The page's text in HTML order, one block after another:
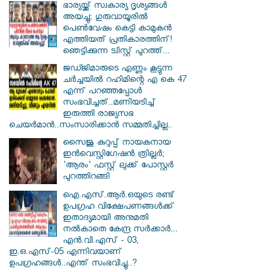
ഭാര്യയ്ക്ക് സ്വകാര്യ ദൃശ്യങ്ങൾ
അയച്ചു; ഗുരുവായൂരിൽ
പെൺവേഷം കെട്ടി കാമുകൻ
എത്തിയത് പ്രതികാരത്തിന്!
ഞെട്ടിക്കുന്ന ട്വിസ്റ്റ് പുറത്ത്...
ജഡ്ജിമാരുടെ എണ്ണം കൂട്ടുന്ന
ചർച്ചയിൽ റഹിമിന്റെ എ കെ 47
എന്ന് പറഞ്ഞപ്പോൾ
സംഭവിച്ചത്..മണിയടിച്ച്
ഇരുത്തി രാജ്യസഭ
ചെയർമാൻ..സംസാരിക്കാൻ സമ്മതിച്ചില്ല..
സൈജു കുറുപ്പ് നായകനായ
ഇൻവെസ്റ്റിഗേഷൻ ത്രില്ലർ;
'ആരം' ഫസ്റ്റ് ലുക്ക് പോസ്റ്റർ
പുറത്തിറങ്ങി
ഐ.എസ്.ആർ.ഒയുടെ രണ്ട്
ഉപഗ്രഹ വിക്ഷേപണങ്ങൾക്ക്
ഇതാദ്യമായി അനുമതി
നൽകാതെ കേന്ദ്ര സർക്കാർ...
എൻ.വി.എസ് - 03,
ഇ.ഒ.എസ്-05 എന്നിവയാണ്
ഉപഗ്രഹങ്ങൾ..എന്ത് സംഭവിച്ചു..?